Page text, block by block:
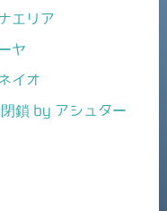
エリア
ヤ
イオ
鎖 by アシュター